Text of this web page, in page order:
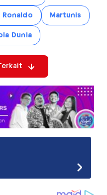
Ronaldo Martunis
Dunia